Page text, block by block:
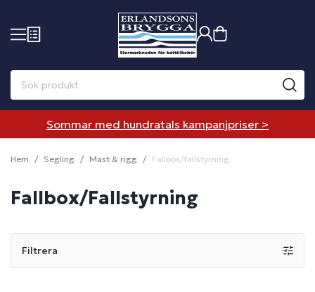
Sommar med hundratals kampanjpriser >
Hem Segling Mast & rigg Fallbox/fallstyrning
Fallbox/Fallstyrning
Filtrera